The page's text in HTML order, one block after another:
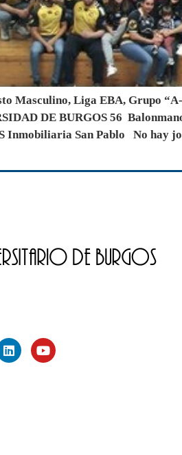
Masculino, Liga EBA, Grupo
DE BURGOS 56
Inmobiliaria San Pablo No hay